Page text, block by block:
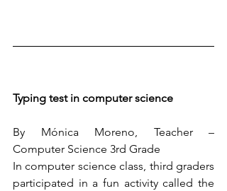
Typing test in computer science
By Mónica Moreno, Teacher –
Computer Science 3rd Grade
In computer science class, third graders
participated in a fun activity called the